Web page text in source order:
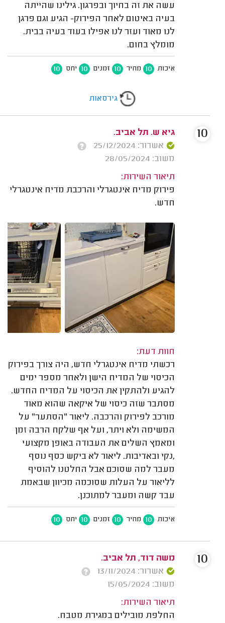
עשה את זה בחיוך ובפרגון. גילינו שהייתה
בעיה באיטום לאחר הפירוק- הגיע וגם פרגן
לנו מאוד ועזר לנו אפילו בעוד בעיה בבית.
מומלץ בחום.
איכות 10 מחיר 10 זמנים 10 יחס 10
גירסאות
גיא ש. תל אביב.
אשרור: 25/12/2024
משוב: 28/05/2024
תיאור השירות:
פירוק מדיח אינטגרלי והרכבת מדיח אינטגרלי
חדש.
חוות דעת:
רכשתי מדיח אינטגרלי חדש, היה צורך בפירוק
הכיסוי של המדיח הישן ולאחר מספר ימים
להגיע ולהתקין את הכיסוי על המדיח החדש.
מסתבר שזה כיסוי של איקאה שהוא מאוד
מורכב לפירוק והרכבה. ליאור "הסתער" על
המשימה ולא ויתר, ועל אף שלקח הרבה זמן
ומאמץ השלים את העבודה באופן מקצועי
,נקי ובאדיבות. ליאור לא ביקש כסף נוסף
מעבר למה שסוכם אבל החלטנו להוסיף
לליאור על העלות שסוכמה מכיוון שבאמת
עבד קשה ומעבר למתוכנן.
איכות 10 מחיר 10 זמנים 10 יחס 10
10
משה דוד, תל אביב.
אשרור: 13/11/2024
משוב: 15/05/2024
תיאור השירות:
החלפת מובילים במגירת מטבח.
10